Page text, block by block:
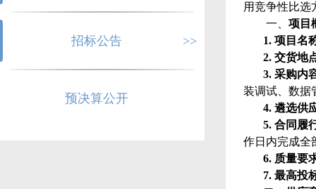
招标公告 >>
预决算公开
用竞争性比选
一、 项目
1. 项目名
2. 交货地
3. 采购内
装调试、数据
4. 遴选供
5. 合同履
作日内完成全
6. 质量要
7. 最高投